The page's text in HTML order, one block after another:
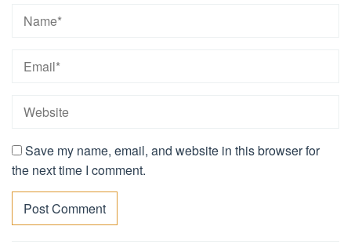
Save my name, email, and website in this browser for
the next time I comment.